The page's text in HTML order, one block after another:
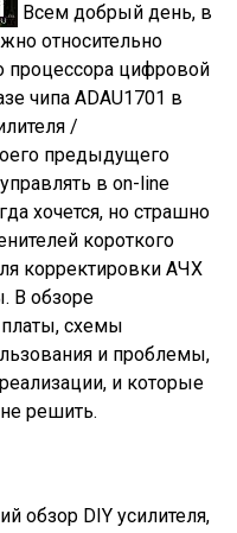
Всем добрый день, в
относительно
процессора цифровой
чипа ADAU1701 в
/
предыдущего
в on-line
хочется, но страшно
короткого
корректировки АЧХ
В обзоре
схемы
и проблемы,
и которые
решить.
обзор DIY усилителя,